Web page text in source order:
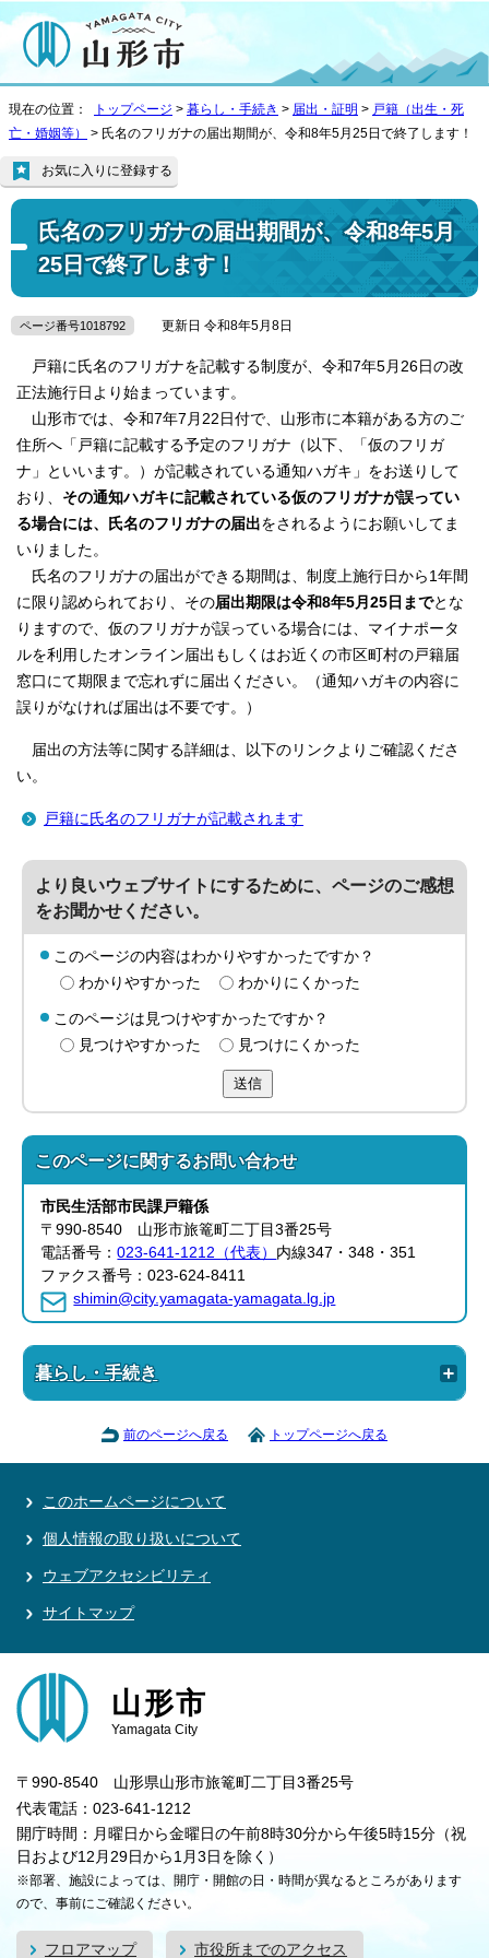
現在の位置： トップページ > 暮らし・手続き > 届出・証明 > 戸籍（出生・死
亡・婚姻等）
> 氏名のフリガナの届出期間が、令和8年5月25日で終了します！
氏名のフリガナの届出期間が、令和8年5月
25日で終了します！
お気に入りに登録する
ページ番号1018792 更新日 令和8年5月8日
戸籍に氏名のフリガナを記載する制度が、令和7年5月26日の改
正法施行日より始まっています。
山形市では、令和7年7月22日付で、山形市に本籍がある方のご
住所へ「戸籍に記載する予定のフリガナ（以下、「仮のフリガ
ナ」といいます。）が記載されている通知ハガキ」をお送りして
おり、 その通知ハガキに記載されている仮のフリガナが誤ってい
る場合には、氏名のフリガナの届出をされるようにお願いしてま
いりました。
氏名のフリガナの届出ができる期間は、制度上施行日から1年間
に限り認められており、その届出期限は令和8年5月25日までとな
りますので、仮のフリガナが誤っている場合には、マイナポータ
ルを利用したオンライン届出もしくはお近くの市区町村の戸籍届
窓口にて期限まで忘れずに届出ください。（通知ハガキの内容に
誤りがなければ届出は不要です。）
届出の方法等に関する詳細は、以下のリンクよりご確認くださ
い。
戸籍に氏名のフリガナが記載されます
より良いウェブサイトにするために、ページのご感想
をお聞かせください。
このページの内容はわかりやすかったですか？
わかりやすかった
わかりにくかった
このページは見つけやすかったですか？
見つけやすかった
見つけにくかった
送信
このページに関するお問い合わせ
市民生活部市民課 戸籍係
〒990-8540 山形市旅篭町二丁目3番25号
電話番号：023-641-1212（代表） 内線347・348・351
ファクス番号：023-624-8411
shimin@city.yamagata-yamagata.lg.jp
暮らし・手続き
前のページへ戻る トップページへ戻る
このホームページについて
個人情報の取り扱いについて
ウェブアクセシビリティ
サイトマップ
山形市
Yamagata City
〒990-8540 山形県山形市旅篭町二丁目3番25号
代表電話：023-641-1212
開庁時間：月曜日から金曜日の午前8時30分から午後5時15分（祝
日および12月29日から1月3日を除く）
※部署、施設によっては、開庁・開館の日・時間が異なるところがあります
ので、事前にご確認ください。
フロアマップ 市役所までのアクセス